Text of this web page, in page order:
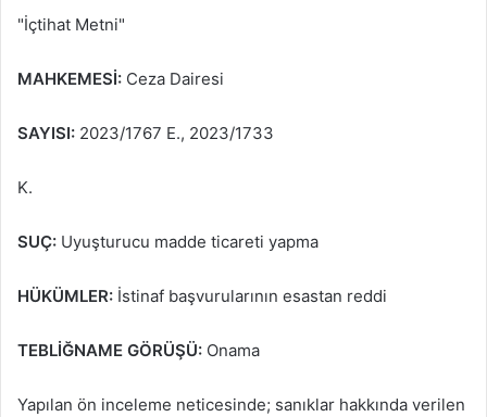
"İçtihat Metni"
MAHKEMESİ: Ceza Dairesi
SAYISI: 2023/1767 E., 2023/1733
K.
SUÇ: Uyuşturucu madde ticareti yapma
HÜKÜMLER: İstinaf başvurularının esastan reddi
TEBLİĞNAME GÖRÜŞÜ: Onama
Yapılan ön inceleme neticesinde; sanıklar hakkında verilen